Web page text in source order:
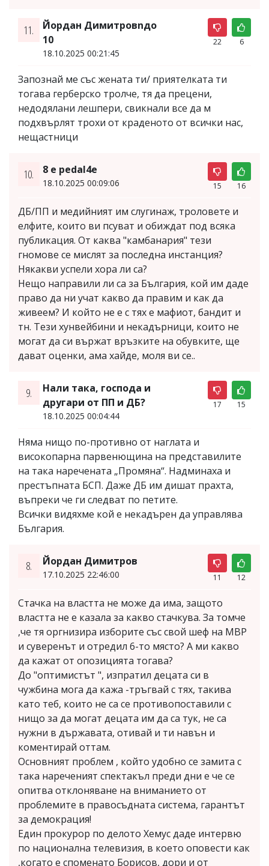
11.
Йордан Димитровnдо
10
18.10.2025 00:21:45
22 6
Запознай ме със жената ти/ приятелката ти
тогава герберско тролче, тя да прецени,
недодялани лешпери, свикнали все да м
подхвърлят трохи от краденото от всички нас,
нещастници
10. 8 e pedal4e
18.10.2025 00:09:06 15 16
ДБ/ПП и медийният им слугинаж, троловете и
елфите, които ви псуват и обиждат под всяка
публикация. От каква "камбанария" тези
гномове се мислят за последна инстанция?
Някакви успели хора ли са?
Нещо направили ли са за България, кой им даде
право да ни учат какво да правим и как да
живеем? И който не е с тях е мафиот, бандит и
тн. Тези хунвейбини и некадърници, които не
могат да си вържат връзките на обувките, ще
дават оценки, ама хайде, моля ви се..
9.
Нали така, господа и
другари от ПП и ДБ?
18.10.2025 00:04:44
17 15
Hяма нищо по-противно от наглата и
високопарна парвенющина на представилите
на така наречената „Промяна“. Надминаха и
престъпната БСП. Даже ДБ им дишат прахта,
въпреки че ги следват по петите.
Всички видяхме кой е некадърен да управлява
България.
8. Йордан Димитров
17.10.2025 22:46:00 11 12
Стачка на властта не може да има, защото
властта не е казала за какво стачкува. За томче
,че тя оргнизира изборите със свой шеф на МВР
и суверенът и отредил 6-то място? А ми какво
да кажат от опозицията тогава?
До "оптимистът ", изпратил децата си в
чужбина мога да кажа -тръгвай с тях, такива
като теб, които не са се противопоставили с
нищо за да могат децата им да са тук, не са
нужни в държавата, отивай и ти навън и
коментирай оттам.
Основният проблем , който удобно се замита с
така нареченият спектакъл преди дни е че се
опитва отклоняване на вниманието от
проблемите в правосъдната система, гарантът
за демокрация!
Един прокурор по делото Хемус даде интервю
по национална телевизия, в което оповести как
,когато е споменато Борисов, дори и от